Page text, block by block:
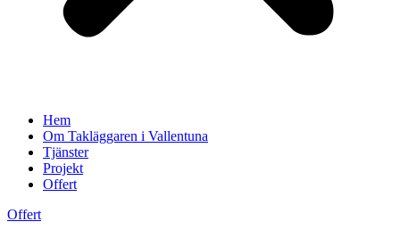
Hem
Om Takläggaren i Vallentuna
Tjänster
Projekt
Offert
Offert